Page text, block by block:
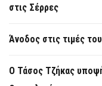
στις Σέρρες
Άνοδος στις τιμές
Ο Τάσος Τζήκας